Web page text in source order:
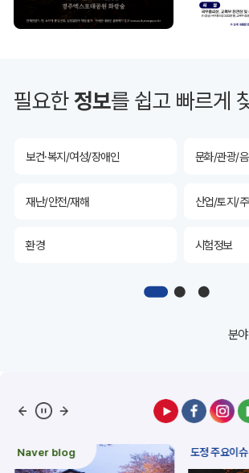
필요한정보를 쉽고 빠르게
투자유치 공공데이터
산림 해양/수산
보건·복지/여성/장애인 문화/관광/
재난/안전/재해 산업/토지/
환경 시험정보
디지털아카이
공공데이터
산림 해양/수산
보건·복지/여성/장애인 문화/관광/
분
Naver blog 도정 주요이슈